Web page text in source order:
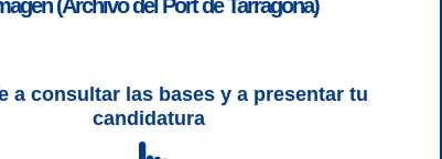
3 | WCAG 2 y WW3C
(Archivo del Port de Tarragona)
a consultar las bases y a presentar tu
candidatura